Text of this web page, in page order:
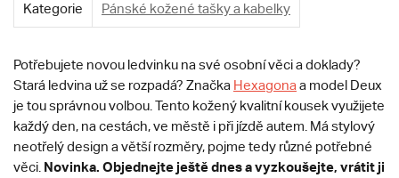
Kategorie Pánské kožené tašky a kabelky
Potřebujete novou ledvinku na své osobní věci a doklady?
Stará ledvina už se rozpadá? Značka Hexagona a model Deux
je tou správnou volbou. Tento kožený kvalitní kousek využijete
každý den, na cestách, ve městě i při jízdě autem. Má stylový
neotřelý design a větší rozměry, pojme tedy různé potřebné
věci. Novinka. Objednejte ještě dnes a vyzkoušejte, vrátit ji